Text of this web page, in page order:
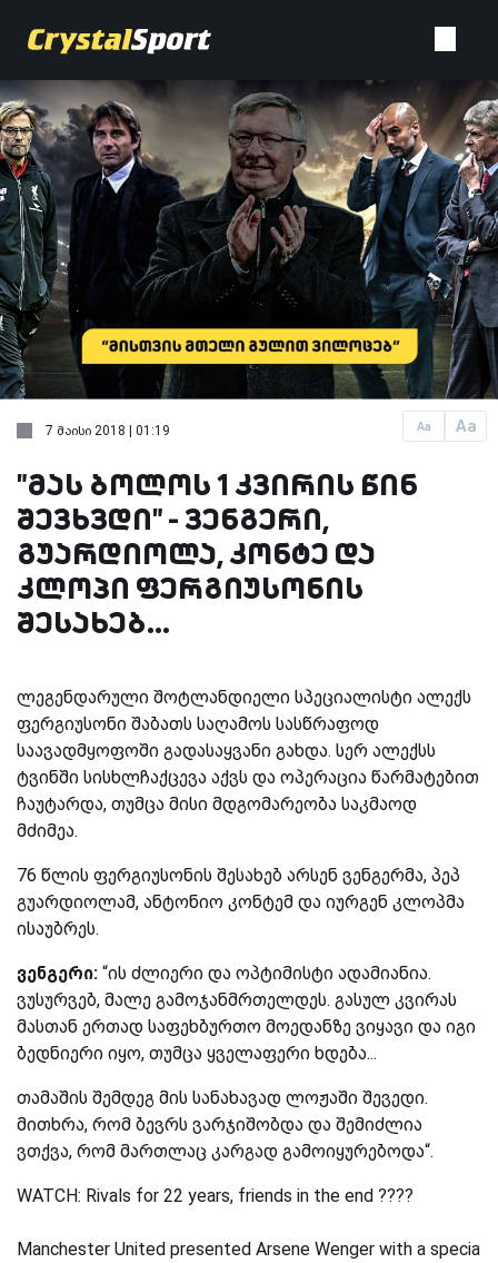
Aa Aa
7 მაისი 2018 | 01:19
"მას ბოლოს 1 კვირის წინ
შევხვდი" - ვენგერი,
გუარდიოლა, კონტე და
კლოპი ფერგიუსონის
შესახებ...
ლეგენდარული შოტლანდიელი სპეციალისტი ალექს
ფერგიუსონი შაბათს საღამოს სასწრაფოდ
საავადმყოფოში გადასაყვანი გახდა. სერ ალექსს
ტვინში სისხლჩაქცევა აქვს და ოპერაცია წარმატებით
ჩაუტარდა, თუმცა მისი მდგომარეობა საკმაოდ
მძიმეა.
76 წლის ფერგიუსონის შესახებ არსენ ვენგერმა, პეპ
გუარდიოლამ, ანტონიო კონტემ და იურგენ კლოპმა
ისაუბრეს.
ვენგერი: “ის ძლიერი და ოპტიმისტი ადამიანია.
ვუსურვებ, მალე გამოჯანმრთელდეს. გასულ კვირას
მასთან ერთად საფეხბურთო მოედანზე ვიყავი და იგი
ბედნიერი იყო, თუმცა ყველაფერი ხდება...
თამაშის შემდეგ მის სანახავად ლოჟაში შევედი.
მითხრა, რომ ბევრს ვარჯიშობდა და შემიძლია
ვთქვა, რომ მართლაც კარგად გამოიყურებოდა“.
WATCH: Rivals for 22 years, friends in the end ????
Manchester United presented Arsene Wenger with a specia